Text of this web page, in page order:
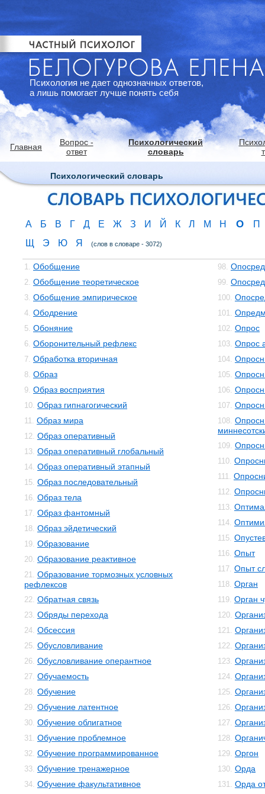
Психология не дает однозначных ответов,
а лишь помогает лучше понять себя
Главная
Вопрос -
ответ
Психологический
словарь
Психологический словарь
А Б В Г Д Е Ж З И Й К Л М Н О
П
Щ
Э Ю Я (слов в словаре - 3072)
1. Обобщение
2. Обобщение теоретическое
3. Обобщение эмпирическое
4. Ободрение
5. Обоняние
6. Оборонительный рефлекс
7. Обработка вторичная
8. Образ
9. Образ восприятия
10. Образ гипнагогический
11. Образ мира
12. Образ оперативный
13. Образ оперативный глобальный
14. Образ оперативный этапный
15. Образ последовательный
16. Образ тела
17. Образ фантомный
18. Образ эйдетический
19. Образование
20. Образование реактивное
21. Образование тормозных условных
рефлексов
22. Обратная связь
23. Обряды перехода
24. Обсессия
25. Обусловливание
26. Обусловливание оперантное
27. Обучаемость
28. Обучение
29. Обучение латентное
30. Обучение облигатное
31. Обучение проблемное
32. Обучение программированное
33. Обучение тренажерное
34. Обучение факультативное
98.
99.
100.
101.
102. Опрос
103. Опрос
104.
105.
106.
107.
108.
109.
110.
111.
112.
113.
114.
115.
116. Опыт
117. Опыт
118. Орган
119. Орган
120.
121.
122.
123.
124.
125.
126.
127.
128.
129. Оргон
130. Орда
131. Орда